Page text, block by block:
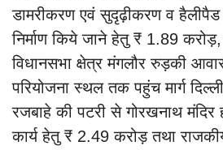
डामरीकरण एवं सुदृढ़ीकरण व हैलीपैड
निर्माण किये जाने हेतु ₹ 1.89 करोड़,
विधानसभा क्षेत्र मंगलौर रुड़की
परियोजना स्थल तक पहुंच मार्ग
रजबाहे की पटरी से गोरखनाथ मंदिर
कार्य हेतु ₹ 2.49 करोड़ तथा